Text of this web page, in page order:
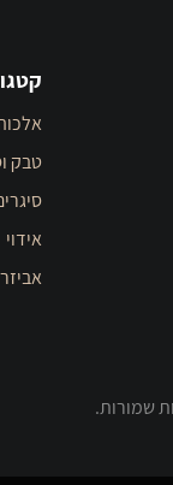
טבק
אידוי